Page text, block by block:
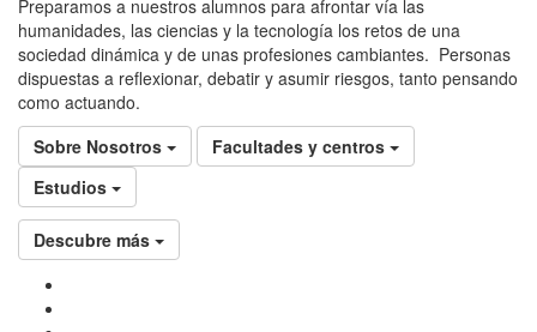
Preparamos a nuestros alumnos para afrontar vía las
humanidades, las ciencias y la tecnología los retos de una
sociedad dinámica y de unas profesiones cambiantes. Personas
dispuestas a reflexionar, debatir y asumir riesgos, tanto pensando
como actuando.
Sobre Nosotros
Facultades y centros
Estudios
Descubre más